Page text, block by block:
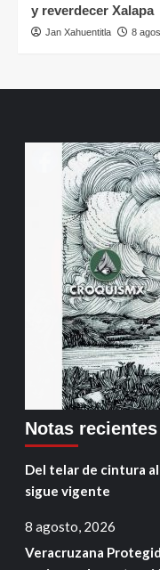
y reverdecer Xalapa
Jan Xahuentitla 8
Notas recientes
Del telar de cintura
sigue vigente
8 agosto, 2026
Veracruzana